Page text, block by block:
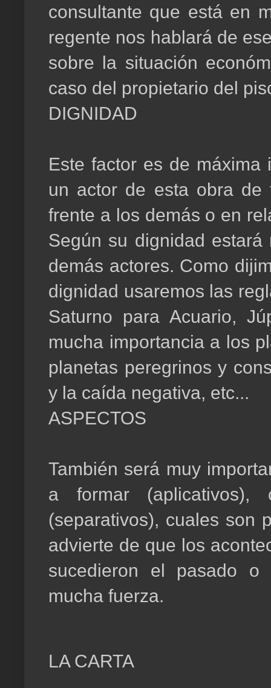
consultante que está en
regente nos hablará de
sobre la situación
caso del propietario del
DIGNIDAD
Este factor es de
un actor de esta obra de
frente a los demás o en
Según su dignidad
demás actores. Como
dignidad usaremos las
Saturno para Acuario,
mucha importancia a los
planetas peregrinos y
y la caída negativa, etc...
ASPECTOS
También será muy
a formar (aplicativos),
(separativos), cuales son
advierte de que los
sucedieron el pasado o
mucha fuerza.
LA CARTA